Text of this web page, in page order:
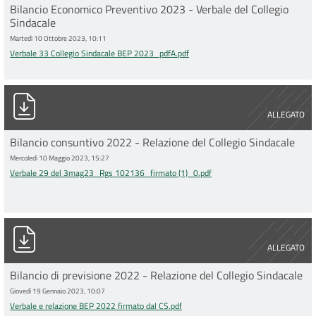
Bilancio Economico Preventivo 2023 - Verbale del Collegio
Sindacale
Martedì 10 Ottobre 2023, 10:11
Verbale 33 Collegio Sindacale BEP 2023_pdfA.pdf
ALLEGATO
Verbale 29 del 3mag23_Rgs 102136_firmato (1)_0.pdf
Bilancio consuntivo 2022 - Relazione del Collegio Sindacale
Mercoledì 10 Maggio 2023, 15:27
Verbale 29 del 3mag23_Rgs 102136_firmato (1)_0.pdf
ALLEGATO
Verbale e relazione BEP 2022 firmato dal CS.pdf
Bilancio di previsione 2022 - Relazione del Collegio Sindacale
Giovedì 19 Gennaio 2023, 10:07
Verbale e relazione BEP 2022 firmato dal CS.pdf